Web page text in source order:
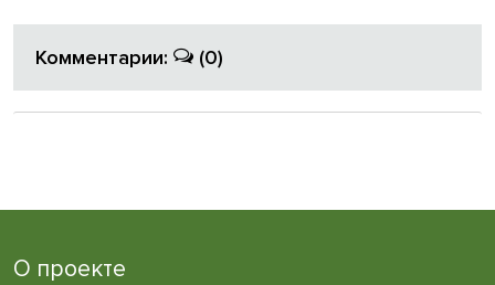
Комментарии: (0)
О проекте